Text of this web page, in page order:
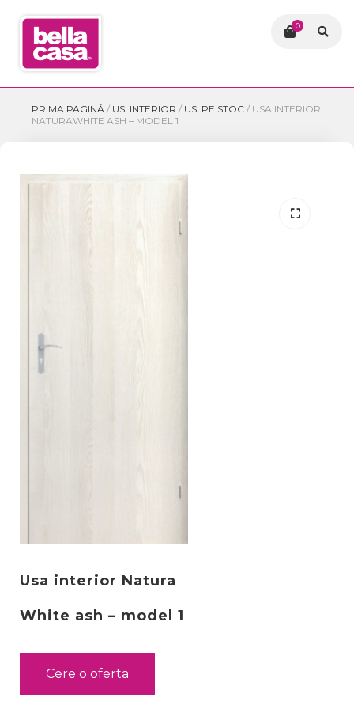
0
PRIMA PAGINĂ / USI INTERIOR / USI PE STOC / USA INTERIOR
NATURAWHITE ASH – MODEL 1
Usa interior Natura
White ash – model 1
Cere o oferta